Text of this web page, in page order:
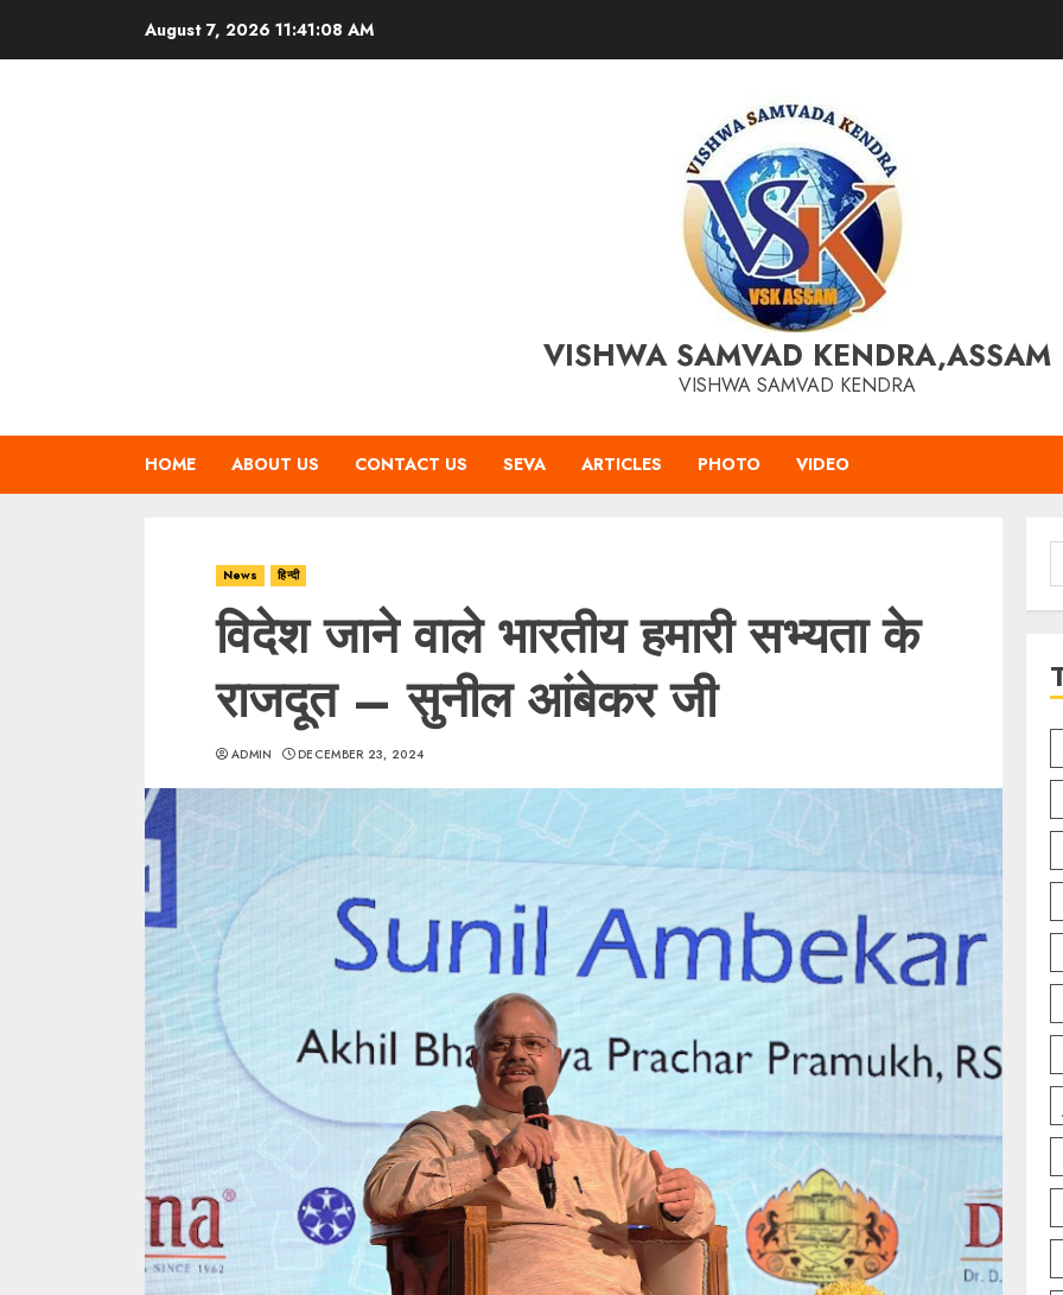
August 7, 2026 11:41:09 AM
VISHWA SAMVAD KENDRA,ASSAM
VISHWA SAMVAD KENDRA
HOME ABOUT US CONTACT US SEVA ARTICLES PHOTO VIDEO
News हिन्दी
विदेश जाने वाले भारतीय हमारी सभ्यता के
राजदूत – सुनील आंबेकर जी
ADMIN DECEMBER 23, 2024